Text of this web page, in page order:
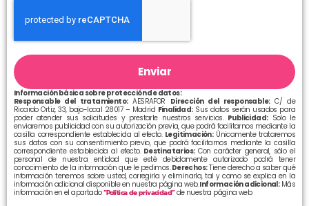
Enviar
Información básica sobre protección de datos:
Responsable del tratamiento:AESRAFOR Dirección del responsable:C/ de
Ricardo Ortiz, 33, bajo-local 28017 – Madrid Finalidad:Sus datos serán usados para
poder atender sus solicitudes y prestarle nuestros servicios. Publicidad:Solo le
enviaremos publicidad con su autorización previa, que podrá facilitarnos mediante la
casilla correspondiente establecida al efecto. Legitimación:Únicamente trataremos
sus datos con su consentimiento previo, que podrá facilitarnos mediante la casilla
correspondiente establecida al efecto.Destinatarios:Con carácter general, sólo el
personal de nuestra entidad que esté debidamente autorizado podrá tener
conocimiento de la información que le pedimos.Derechos:Tiene derecho a saber qué
información tenemos sobre usted, corregirla y eliminarla, tal y como se explica en la
información adicional disponible en nuestra página web.Información adicional:Más
información en el apartado“Política de privacidad”de nuestra página web